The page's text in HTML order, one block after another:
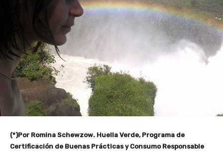
(*)Por Romina Schewzow. Huella Verde, Programa de
Certificación de Buenas Prácticas y Consumo Responsable